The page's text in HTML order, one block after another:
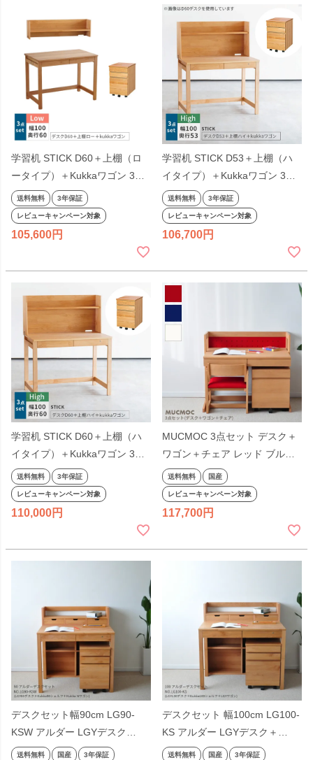
学習机 STICK D60＋上棚（ロ
ータイプ）＋Kukkaワゴン 3点
セット デスクセット 奥行60cm
幅100cm 杉工場 完成品 収納付
き 低ホルム アルダー材 シンプ
ル ナチュラル コンパクト 日本
送料無料 3年保証
レビューキャンペーン対象
105,600
学習机 STICK D53＋上棚（ハ
イタイプ）＋Kukkaワゴン 3点
セット デスクセット 奥行53cm
幅100cm 杉工場 完成品 天然木
国産 引出し 低ホルム アルダー
オイル仕上げ シンプル ナチュ
送料無料 3年保証
レビューキャンペーン対象
106,700
学習机 STICK D60＋上棚（ハ
イタイプ）＋Kukkaワゴン 3点
セット デスクセット 奥行60cm
幅100cm 杉工場 完成品 収納付
き 低ホルム アルダー材 シンプ
ル ナチュラル コンパクト 日本
送料無料 3年保証
レビューキャンペーン対象
110,000
MUCMOC 3点セット デスク＋
ワゴン＋チェア レッド ブルー
ホワイト MD-1杉工場 ムックモ
ック 天板昇降 オイル仕上げ リ
ビング学習机 コンパクト デス
クセット シンプル 日本製 国産
送料無料 国産
レビューキャンペーン対象
117,700
デスクセット幅90cm LG90-
KSW アルダー LGYデスク
+Kukkaシェルフ+Kukkaワゴン
送料無料 国産 3年保証
デスクセット 幅100cm LG100-
KS アルダー LGYデスク＋
Kukkaシェルフ＋LGYワゴン 杉
送料無料 国産 3年保証